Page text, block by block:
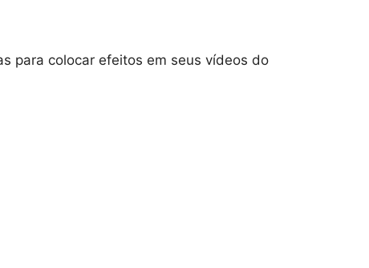
para colocar efeitos em seus vídeos do